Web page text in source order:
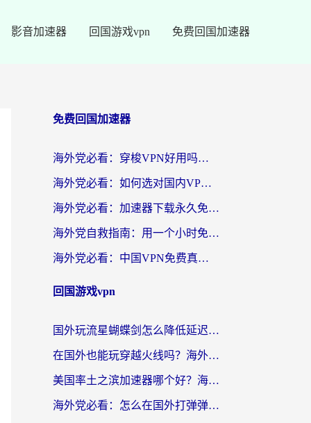
影音加速器 回国游戏vpn 免费回国加速器
免费回国加速器
海外党必看：穿梭VPN好用吗？和云帆VPN对比哪个回国效果更好？附真实测评+避坑指南
海外党必看：如何选对国内VPN，实现无缝访问国内资源？
海外党必看：加速器下载永久免费版真的存在吗？教你无缝访问国内资源的正确姿势
海外党自救指南：用一个小时免费加速器，轻松打破国内资源访问壁垒？
海外党必看：中国VPN免费真的靠谱吗？手把手教你选对回国加速器
回国游戏vpn
国外玩流星蝴蝶剑怎么降低延迟？海外党必看的加速秘籍（含欧洲鸣潮&彩虹岛优化攻略）
在国外也能玩穿越火线吗？海外玩家国服游戏畅玩终极指南
美国率土之滨加速器哪个好？海外党国服游戏畅玩终极指南（附多游戏解决方案）
海外党必看：怎么在国外打弹弹堂不卡？番茄加速器亲测指南